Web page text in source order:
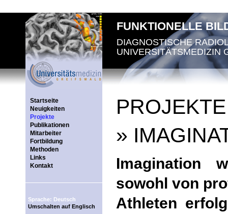
FUNKTIONELLE
DIAGNOSTISCHE
UNIVERSITÄTSMEDIZIN
Startseite
Neuigkeiten
Projekte
Publikationen
Mitarbeiter
Fortbildung
Methoden
Links
Kontakt
Sprache: Deutsch
Umschalten auf Englisch
PROJEKTE
»
Imagination
sowohl von
Athleten